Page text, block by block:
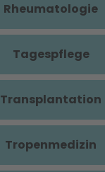
Rheumatologie
Tagespflege
Transplantation
Tropenmedizin